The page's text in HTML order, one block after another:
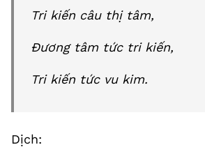
Tri kiến câu thị tâm,
Đương tâm tức tri kiến,
Tri kiến tức vu kim.
Dịch: